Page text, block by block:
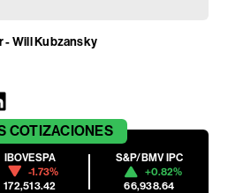
- Will Kubzansky
COTIZACIONES
IBOVESPA
-1.73%
172,513.42
S&P/BMV IPC
+0.82%
66,938.64